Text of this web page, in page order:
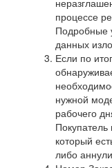
процессе
Подробные
данных
Если по
нужной
рабочего
Покупатель
который
либо